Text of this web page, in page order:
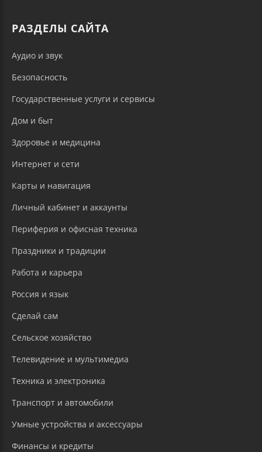
РАЗДЕЛЫ САЙТА
Аудио и звук
Безопасность
Государственные услуги и сервисы
Дом и быт
Здоровье и медицина
Интернет и сети
Карты и навигация
Личный кабинет и аккаунты
Периферия и офисная техника
Праздники и традиции
Работа и карьера
Россия и язык
Сделай сам
Сельское хозяйство
Телевидение и мультимедиа
Техника и электроника
Транспорт и автомобили
Умные устройства и аксессуары
Финансы и кредиты